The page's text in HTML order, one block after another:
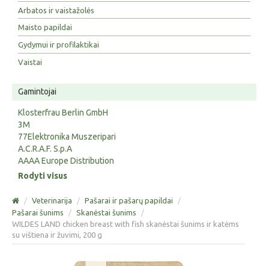
Arbatos ir vaistažolės
Maisto papildai
Gydymui ir profilaktikai
Vaistai
Gamintojai
Klosterfrau Berlin GmbH
3M
77Elektronika Muszeripari
A.C.R.A.F. S.p.A
AAAA Europe Distribution
Rodyti visus
/ Veterinarija / Pašarai ir pašarų papildai
/
Pašarai šunims
/ Skanėstai šunims
/
WILDES LAND chicken breast with fish skanėstai šunims ir katėms
su vištiena ir žuvimi, 200 g